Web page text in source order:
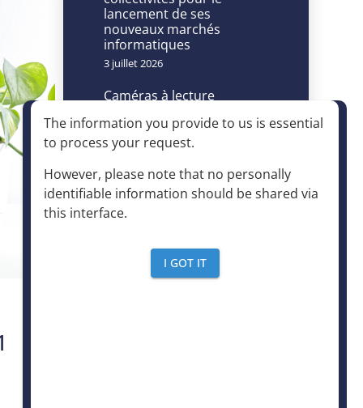
lancement de ses
nouveaux marchés
informatiques
3 juillet 2026
Caméras à lecture
d’immatriculation et accès
à la déchèterie : un
condition d’être
strictement encadré
The information you provide to us is essential
to process your request.
However, please note that no personally
identifiable information should be shared via
this interface.
I GOT IT